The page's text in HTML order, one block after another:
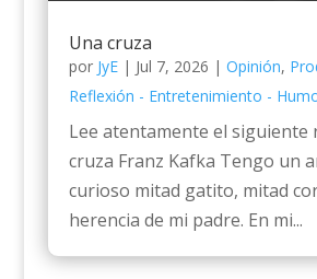
Una cruza
por JyE| Jul 7, 2026 | Opinión,
Reflexión - Entretenimiento -
Lee atentamente el siguiente
cruza Franz Kafka Tengo un
curioso mitad gatito, mitad
herencia de mi padre. En mi...